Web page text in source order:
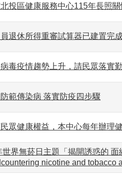
投區健康服務中心115年長照
退休所得重審試算器已建置完
毒疫情趨勢上升，請民眾落實
範傳染病 落實防疫四步驟
眾健康權益，本中心每年辦理
世界無菸日主題「揭開誘惑的
nicotine and tobacco